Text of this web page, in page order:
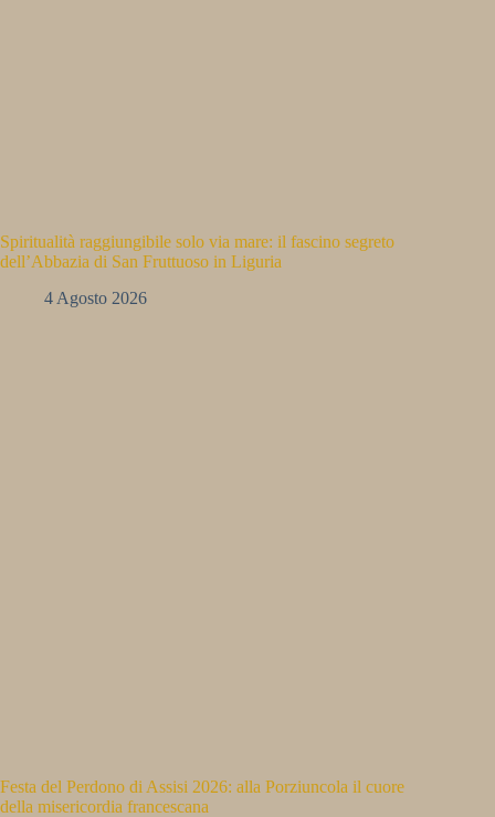
Spiritualità raggiungibile solo via mare: il fascino segreto
dell’Abbazia di San Fruttuoso in Liguria
4 Agosto 2026
Festa del Perdono di Assisi 2026: alla Porziuncola il cuore
della misericordia francescana